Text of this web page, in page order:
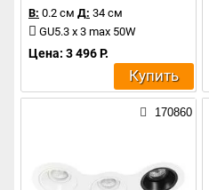
В: 0.2 см Д: 34 см
GU5.3 x 3 max 50W
Цена: 3 496 Р.
Купить
170860